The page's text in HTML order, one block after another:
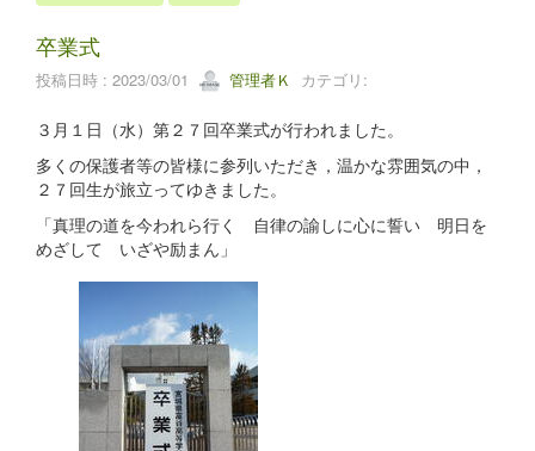
卒業式
投稿日時 : 2023/03/01 管理者Ｋ カテゴリ:
３月１日（水）第２７回卒業式が行われました。
多くの保護者等の皆様に参列いただき，温かな雰囲気の中，
２７回生が旅立ってゆきました。
「真理の道を今われら行く 自律の諭しに心に誓い 明日を
めざして いざや励まん」